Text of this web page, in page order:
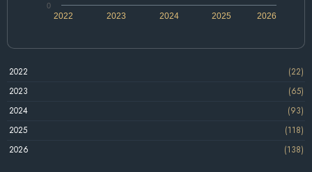
2022 2024 2026
2023 2025
0
2022
(22)
2023
(65)
2024
(93)
2025
(118)
2026
(138)